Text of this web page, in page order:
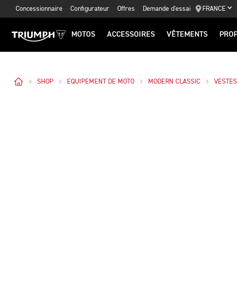
Concessionnaire Configurateur Offres Demande d'essai FRANCE
MOTOS ACCESSOIRES VÊTEMENTS
SHOP EQUIPEMENT DE MOTO MODERN CLASSIC VESTES